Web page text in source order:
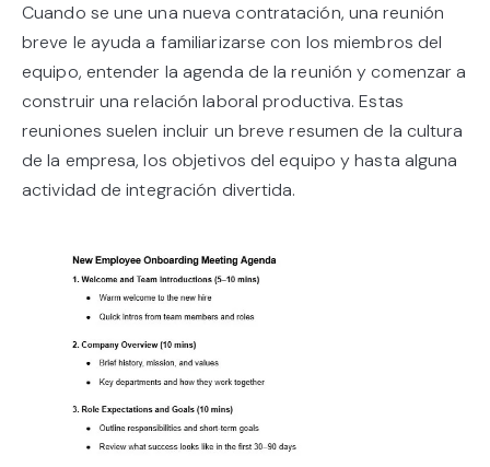
Cuando se une una nueva contratación, una reunión
breve le ayuda a familiarizarse con los miembros del
equipo, entender la agenda de la reunión y comenzar a
construir una relación laboral productiva. Estas
reuniones suelen incluir un breve resumen de la cultura
de la empresa, los objetivos del equipo y hasta alguna
actividad de integración divertida.